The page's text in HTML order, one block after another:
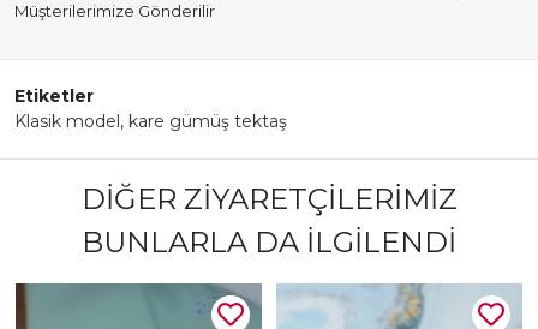
Müşterilerimize Gönderilir
Etiketler
Klasik model, kare gümüş tektaş
DIĞER ZIYARETÇILERIMIZ
BUNLARLA DA İLGILENDI